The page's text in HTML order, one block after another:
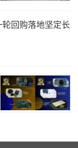
回购落地坚定长